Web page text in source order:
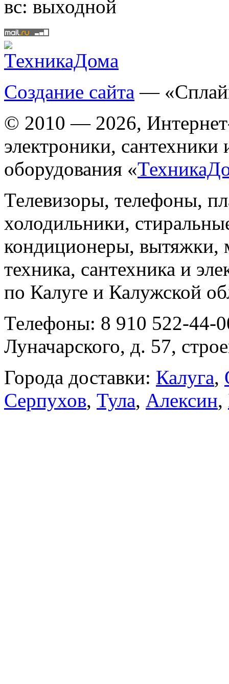
вс: выходной
Создание сайта —
© 2010 — 2026,
электроники, сантехники
оборудования «
Телевизоры, телефоны,
холодильники,
кондиционеры, вытяжки,
техника, сантехника и
по Калуге и Калужской
Телефоны: 8 910 522-44-
Луначарского, д. 57,
Города доставки: Калуга,
Серпухов, Тула, Алексин,